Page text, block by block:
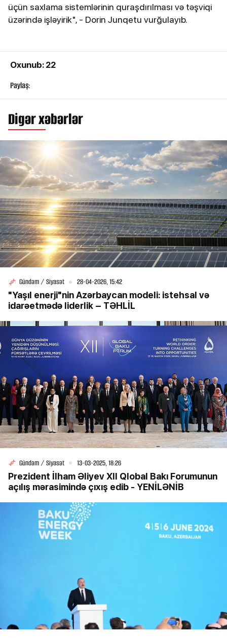
üçün saxlama sistemlərinin quraşdırılması və təşviqi
üzərində işləyirik", - Dorin Junqetu vurğulayıb.
Oxunub: 22
Paylaş:
Digər xəbərlər
Gündəm / Siyasət 28-04-2026, 15:42
"Yaşıl enerji"nin Azərbaycan modeli: istehsal və
idarəetmədə liderlik – TƏHLİL
Gündəm / Siyasət 13-03-2025, 18:26
Prezident İlham Əliyev XII Qlobal Bakı Forumunun
açılış mərasimində çıxış edib - YENİLƏNİB